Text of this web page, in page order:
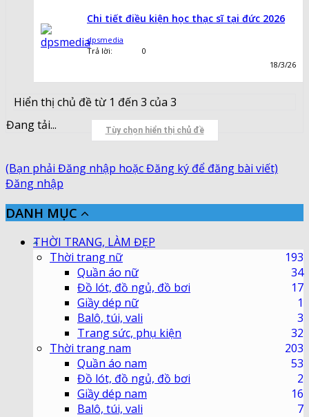
Chi tiết điều kiện học thạc sĩ tại đức 2026
dpsmedia
Trả lời:
0
18/3/26
Hiển thị chủ đề từ 1 đến 3 của 3
Tùy chọn hiển thị chủ đề
Đang tải...
(Bạn phải Đăng nhập hoặc Đăng ký để đăng bài viết)
Đăng nhập
DANH MỤC
THỜI TRANG, LÀM ĐẸP
Thời trang nữ
193
Quần áo nữ
34
Đồ lót, đồ ngủ, đồ bơi
17
Giầy dép nữ
1
Balô, túi, vali
3
Trang sức, phụ kiện
32
Thời trang nam
203
Quần áo nam
53
Đồ lót, đồ ngủ, đồ bơi
2
Giầy dép nam
16
Balô, túi, vali
7